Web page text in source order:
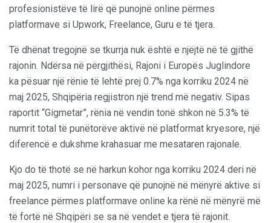
profesionistëve të lirë që punojnë online përmes
platformave si Upwork, Freelance, Guru e të tjera.
Të dhënat tregojnë se tkurrja nuk është e njëjtë në të gjithë
rajonin. Ndërsa në përgjithësi, Rajoni i Europës Juglindore
ka pësuar një rënie të lehtë prej 0.7% nga korriku 2024 në
maj 2025, Shqipëria regjistron një trend më negativ. Sipas
raportit “Gigmetar”, rënia në vendin tonë shkon në 5.3% të
numrit total të punëtorëve aktivë në platformat kryesore, një
diferencë e dukshme krahasuar me mesataren rajonale.
Kjo do të thotë se në harkun kohor nga korriku 2024 deri në
maj 2025, numri i personave që punojnë në mënyrë aktive si
freelance përmes platformave online ka rënë në mënyrë më
të fortë në Shqipëri se sa në vendet e tjera të rajonit.